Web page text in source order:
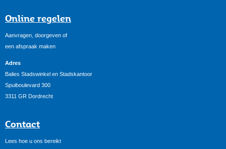
Online regelen
Aanvragen, doorgeven of
een afspraak maken
Adres
Balies Stadswinkel en Stadskantoor
Spuiboulevard 300
3311 GR Dordrecht
Contact
Lees hoe u ons bereikt